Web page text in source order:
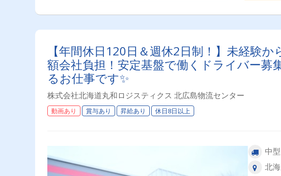
【年間休日120日＆週休2日制！】未経験
額会社負担！安定基盤で働くドライバー募
るお仕事です✨
株式会社北海道丸和ロジスティクス 北広島物流センター
動画あり 賞与あり 昇給あり 休日8日以上
中
北